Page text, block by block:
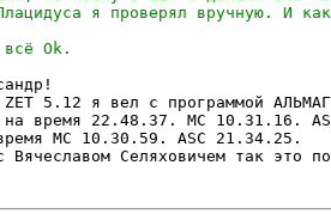
ZET 5.12 я вел с программой
на время 22.48.37. МС 10.31.16.
МС 10.30.59. ASC 21.34.25.
Вячеславом Селяховичем так это